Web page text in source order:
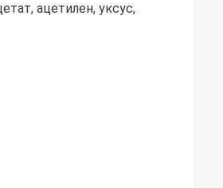
ацетилен, уксус,